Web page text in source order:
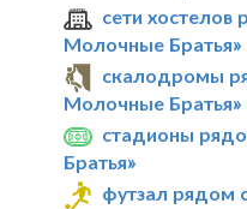
сети
Молочные Братья»
скалодромы
Молочные Братья»
стадионы
Братья»
футзал рядом